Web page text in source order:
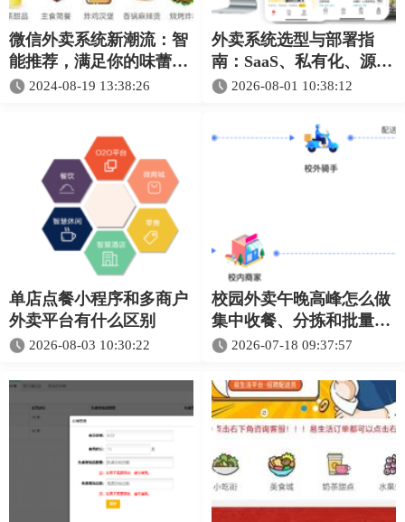
微信外卖系统新潮流：智
能推荐，满足你的味蕾需
求 2024-08-19 13:38:26
外卖系统选型与部署指
南：SaaS、私有化、源码
和定制怎么选
2026-08-01 10:38:12
单店点餐小程序和多商户
外卖平台有什么区别
2026-08-03 10:30:22
校园外卖午晚高峰怎么做
集中收餐、分拣和批量通
知 2026-07-18 09:37:57